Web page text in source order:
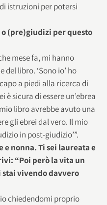
istruzioni per potersi
(pre)giudizi per questo
mese fa, mi hanno
del libro. ‘Sono io’ ho
a piedi alla ricerca di
è sicura di essere un’ebrea
libro avrebbe avuto una
gli ebrei dal vero. Il mio
in post-giudizio’”.
nonna. Ti sei laureata e
“Poi però la vita un
stai vivendo davvero
chiedendomi proprio